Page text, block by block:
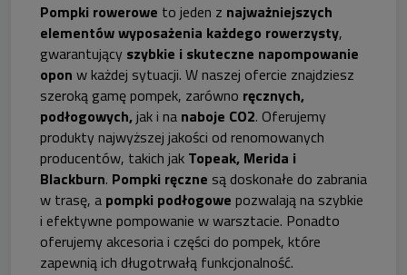
Pompki rowerowe to jeden z najważniejszych
elementów wyposażenia każdego rowerzysty,
gwarantujący szybkie i skuteczne napompowanie
opon w każdej sytuacji. W naszej ofercie znajdziesz
szeroką gamę pompek, zarówno ręcznych,
podłogowych,jak i na naboje CO2. Oferujemy
produkty najwyższej jakości od renomowanych
producentów, takich jak Topeak, Merida i
Blackburn. Pompki ręczne są doskonałe do zabrania
w trasę, a pompki podłogowe pozwalają na szybkie
i efektywne pompowanie w warsztacie. Ponadto
oferujemy akcesoria i części do pompek, które
zapewnią ich długotrwałą funkcjonalność.